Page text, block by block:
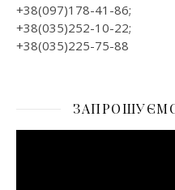
+38(097)178-41-86;
+38(035)252-10-22;
+38(035)225-75-88
Відеопрогравач